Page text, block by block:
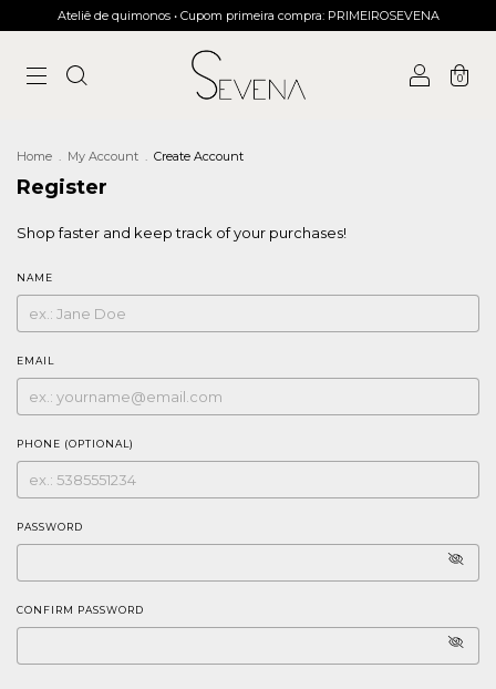
Ateliê de quimonos • Cupom primeira compra: PRIMEIROSEVENA
0
Home . My Account . Create Account
Register
Shop faster and keep track of your purchases!
NAME
EMAIL
PHONE (OPTIONAL)
PASSWORD
CONFIRM PASSWORD